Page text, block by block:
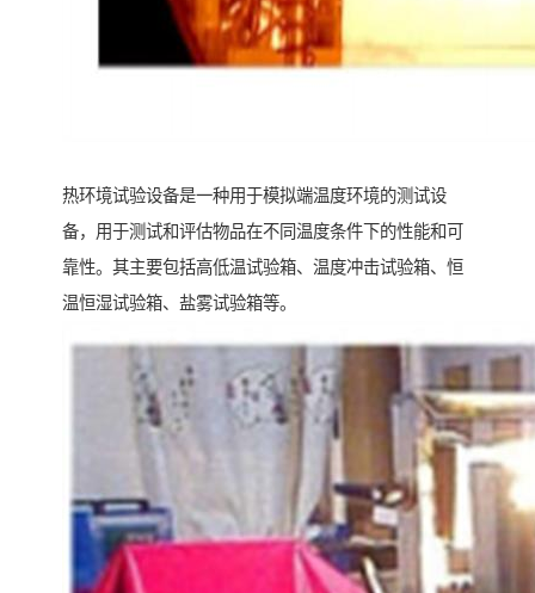
热环境试验设备是一种用于模拟端温度环境的测试设
备，用于测试和评估物品在不同温度条件下的性能和可
靠性。其主要包括高低温试验箱、温度冲击试验箱、恒
温恒湿试验箱、盐雾试验箱等。